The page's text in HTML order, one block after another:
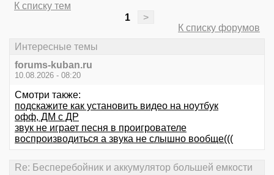
К списку тем
1
>
К списку форумов
Интересные темы
forums-kuban.ru
10.08.2026 - 08:20
Смотри также:
подскажите как установить видео на ноутбук
офф, ДМ с ДР
звук не играет песня в проигрователе
воспроизводиться а звука не слышно вообще(((
Re: Бесперебойник и аккумулятор большей емкости